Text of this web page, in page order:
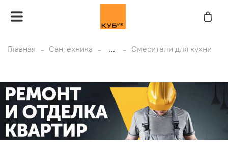
Главная Сантехника ... Смесители для кухни